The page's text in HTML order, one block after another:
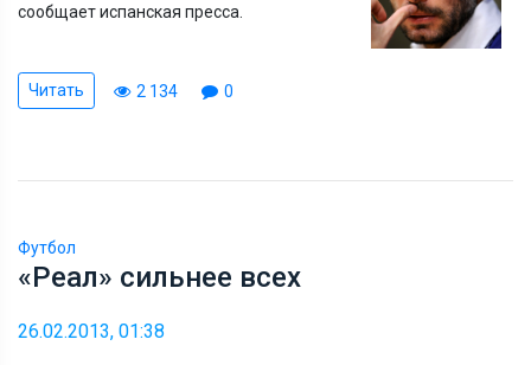
сообщает испанская пресса.
Читать 2 134 0
Футбол
«Реал» сильнее всех
26.02.2013, 01:38